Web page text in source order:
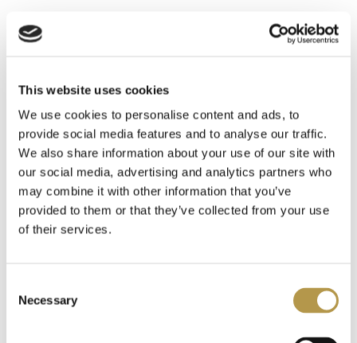
This website uses cookies
We use cookies to personalise content and ads, to
provide social media features and to analyse our traffic.
We also share information about your use of our site with
our social media, advertising and analytics partners who
may combine it with other information that you’ve
provided to them or that they’ve collected from your use
of their services.
Selection
Necessary
INFORMACJE O PRODUKCIE
DODATKOWE INFORMACJE
OPINIE 2
Polecamy także